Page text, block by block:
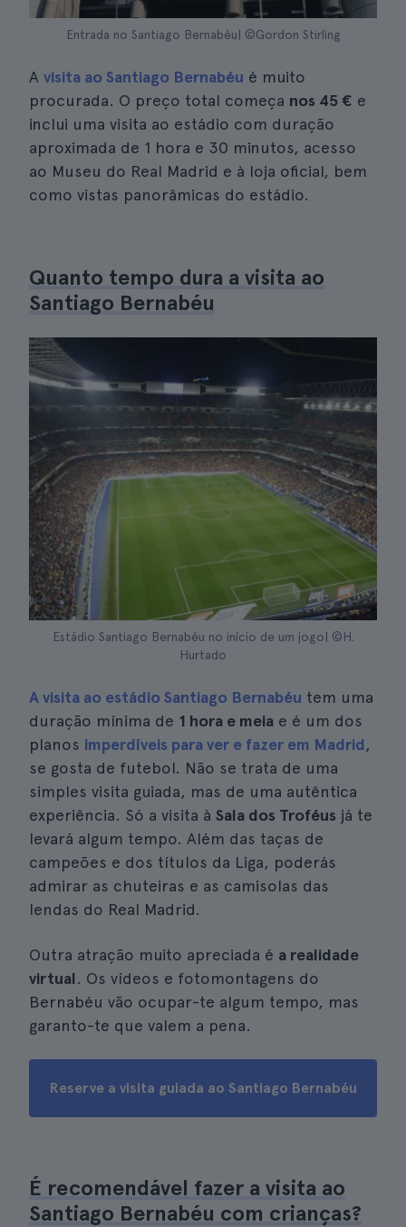
Entrada no Santiago Bernabéu| ©Gordon Stirling
A visita ao Santiago Bernabéu é muito
procurada. O preço total começa nos 45 € e
inclui uma visita ao estádio com duração
aproximada de 1 hora e 30 minutos, acesso
ao Museu do Real Madrid e à loja oficial, bem
como vistas panorâmicas do estádio.
Quanto tempo dura a visita ao
Santiago Bernabéu
Estádio Santiago Bernabéu no início de um jogo| ©H.
Hurtado
A visita ao estádio Santiago Bernabéu tem uma
duração mínima de 1 hora e meia e é um dos
planos imperdíveis para ver e fazer em Madrid,
se gosta de futebol. Não se trata de uma
simples visita guiada, mas de uma autêntica
experiência. Só a visita à Sala dos Troféus já te
levará algum tempo. Além das taças de
campeões e dos títulos da Liga, poderás
admirar as chuteiras e as camisolas das
lendas do Real Madrid.
Outra atração muito apreciada é a realidade
virtual. Os vídeos e fotomontagens do
Bernabéu vão ocupar-te algum tempo, mas
garanto-te que valem a pena.
Reserve a visita guiada ao Santiago Bernabéu
É recomendável fazer a visita ao
Santiago Bernabéu com crianças?